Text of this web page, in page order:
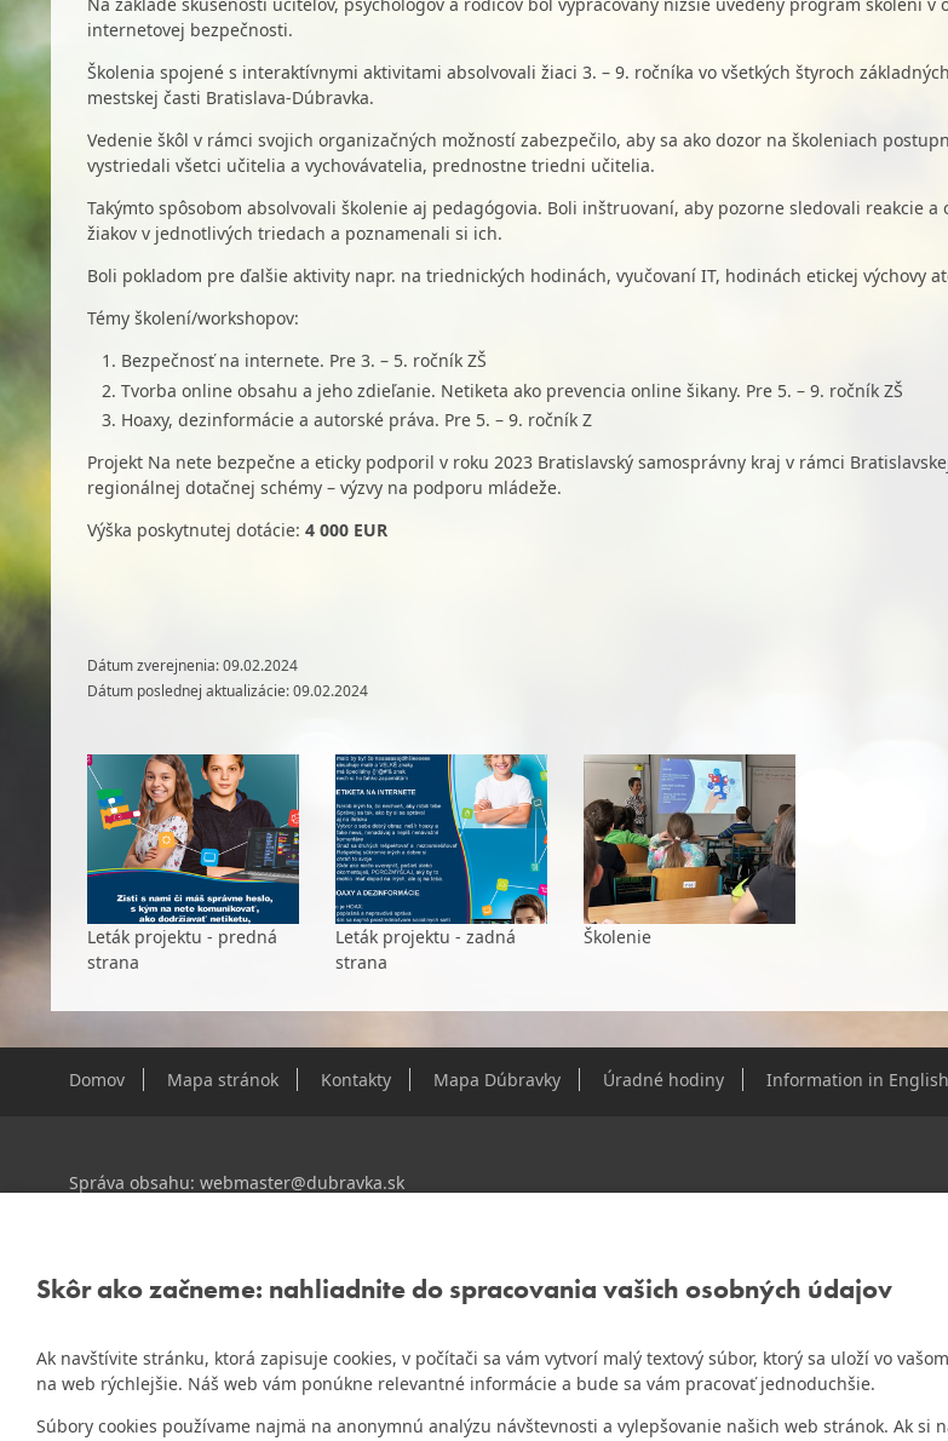
Skôr ako začneme: nahliadnite do spracovania vašich osobných údajov
Ak navštívite stránku, ktorá zapisuje cookies, v počítači sa vám vytvorí malý textový súbor, ktorý sa uloží vo
na web rýchlejšie. Náš web vám ponúkne relevantné informácie a bude sa vám pracovať jednoduchšie.
Súbory cookies používame najmä na anonymnú analýzu návštevnosti a vylepšovanie našich web stránok. Ak
internetovej bezpečnosti.
Školenia spojené s interaktívnymi aktivitami absolvovali žiaci 3. – 9. ročníka vo všetkých štyroch
mestskej časti Bratislava-Dúbravka.
Vedenie škôl v rámci svojich organizačných možností zabezpečilo, aby sa ako dozor na školeniach
vystriedali všetci učitelia a vychovávatelia, prednostne triedni učitelia.
Takýmto spôsobom absolvovali školenie aj pedagógovia. Boli inštruovaní, aby pozorne sledovali reakcie a
žiakov v jednotlivých triedach a poznamenali si ich.
Boli pokladom pre ďalšie aktivity napr. na triednických hodinách, vyučovaní IT, hodinách etickej výchovy
Témy školení/workshopov:
Bezpečnosť na internete. Pre 3. – 5. ročník ZŠ
Tvorba online obsahu a jeho zdieľanie. Netiketa ako prevencia online šikany. Pre 5. – 9. ročník ZŠ
Hoaxy, dezinformácie a autorské práva. Pre 5. – 9. ročník Z
Projekt Na nete bezpečne a eticky podporil v roku 2023 Bratislavský samosprávny kraj v rámci
regionálnej dotačnej schémy – výzvy na podporu mládeže.
Výška poskytnutej dotácie: 4 000 EUR
Dátum zverejnenia: 09.02.2024
Dátum poslednej aktualizácie: 09.02.2024
Leták projektu - predná
strana
Leták projektu - zadná
strana
Školenie
Domov Mapa stránok Kontakty Mapa Dúbravky Úradné hodiny Information in English
Správa obsahu: webmaster@dubravka.sk
Naša mestská časť získala 3. miesto v súťažiZlatyErb.sk
o najlepšiu internetovú stránku samospráv za